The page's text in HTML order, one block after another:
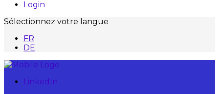
Login
Sélectionnez votre langue
FR
DE
LinkedIn